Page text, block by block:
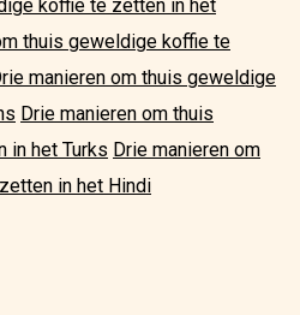
koffie te zetten in het
thuis geweldige koffie te
manieren om thuis geweldige
Drie manieren om thuis
in het Turks Drie manieren om
in het Hindi